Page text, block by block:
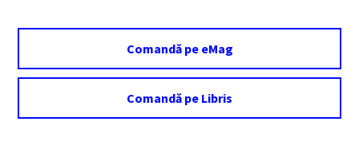
Comandă pe eMag
Comandă pe Libris